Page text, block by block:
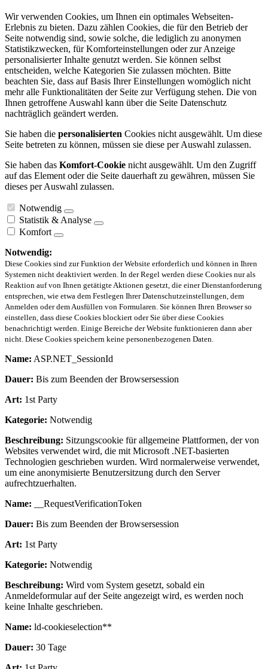
Wir verwenden Cookies, um Ihnen ein optimales Webseiten-
Erlebnis zu bieten. Dazu zählen Cookies, die für den Betrieb der
Seite notwendig sind, sowie solche, die lediglich zu anonymen
Statistikzwecken, für Komforteinstellungen oder zur Anzeige
personalisierter Inhalte genutzt werden. Sie können selbst
entscheiden, welche Kategorien Sie zulassen möchten. Bitte
beachten Sie, dass auf Basis Ihrer Einstellungen womöglich nicht
mehr alle Funktionalitäten der Seite zur Verfügung stehen. Die von
Ihnen getroffene Auswahl kann über die Seite Datenschutz
nachträglich geändert werden.
Sie haben die personalisierten Cookies nicht ausgewählt. Um diese
Seite betreten zu können, müssen sie diese per Auswahl zulassen.
Sie haben das Komfort-Cookie nicht ausgewählt. Um den Zugriff
auf das Element oder die Seite dauerhaft zu gewähren, müssen Sie
dieses per Auswahl zulassen.
Notwendig
Statistik & Analyse
Komfort
Notwendig:
Diese Cookies sind zur Funktion der Website erforderlich und können in Ihren
Systemen nicht deaktiviert werden. In der Regel werden diese Cookies nur als
Reaktion auf von Ihnen getätigte Aktionen gesetzt, die einer Dienstanforderung
entsprechen, wie etwa dem Festlegen Ihrer Datenschutzeinstellungen, dem
Anmelden oder dem Ausfüllen von Formularen. Sie können Ihren Browser so
einstellen, dass diese Cookies blockiert oder Sie über diese Cookies
benachrichtigt werden. Einige Bereiche der Website funktionieren dann aber
nicht. Diese Cookies speichern keine personenbezogenen Daten.
Name: ASP.NET_SessionId
Dauer: Bis zum Beenden der Browsersession
Art: 1st Party
Kategorie: Notwendig
Beschreibung: Sitzungscookie für allgemeine Plattformen, der von
Websites verwendet wird, die mit Microsoft .NET-basierten
Technologien geschrieben wurden. Wird normalerweise verwendet,
um eine anonymisierte Benutzersitzung durch den Server
aufrechtzuerhalten.
Name: __RequestVerificationToken
Dauer: Bis zum Beenden der Browsersession
Art: 1st Party
Kategorie: Notwendig
Beschreibung: Wird vom System gesetzt, sobald ein
Anmeldeformular auf der Seite angezeigt wird, es werden noch
keine Inhalte geschrieben.
Name: ld-cookieselection**
Dauer: 30 Tage